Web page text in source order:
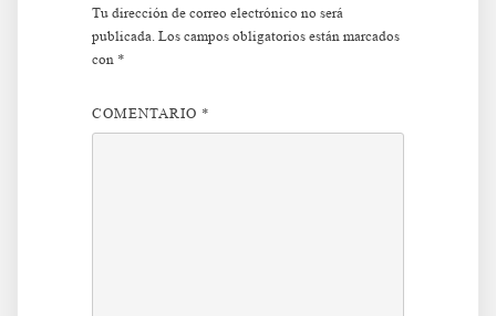
Tu dirección de correo electrónico no será
publicada. Los campos obligatorios están marcados
con *
COMENTARIO *